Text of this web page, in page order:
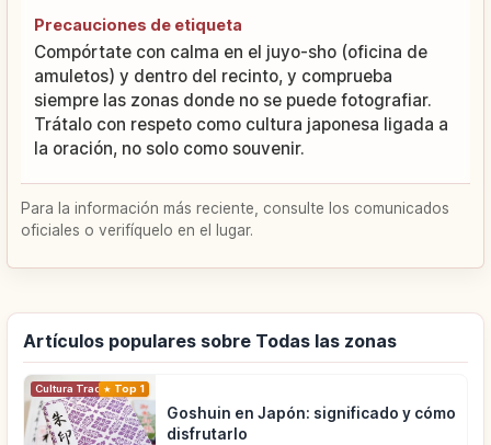
Precauciones de etiqueta
Compórtate con calma en el juyo-sho (oficina de
amuletos) y dentro del recinto, y comprueba
siempre las zonas donde no se puede fotografiar.
Trátalo con respeto como cultura japonesa ligada a
la oración, no solo como souvenir.
Para la información más reciente, consulte los comunicados
oficiales o verifíquelo en el lugar.
Artículos populares sobre Todas las zonas
Cultura Tradicional
Top 1
Goshuin en Japón: significado y cómo
disfrutarlo